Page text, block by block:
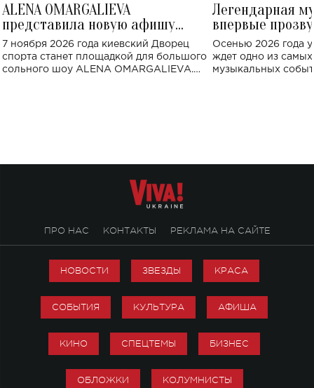
ALENA OMARGALIEVA
представила новую афишу
большого концерта во Дворце
спорта
7 ноября 2026 года киевский Дворец
спорта станет площадкой для большого
сольного шоу ALENA OMARGALIEVA.
Легендарная
впервые
Украине: где
Осенью 2026 года
ждет одно из
музыкальных
ПРО НАС КОНТАКТЫ РЕКЛАМА НА САЙТЕ
НОВОСТИ ЗВЕЗДЫ КРАСА
СОБЫТИЯ КУЛЬТУРА АФИША
КИНО СПЕЦТЕМЫ БИЗНЕС
ОБЛОЖКИ КОЛУМНИСТЫ